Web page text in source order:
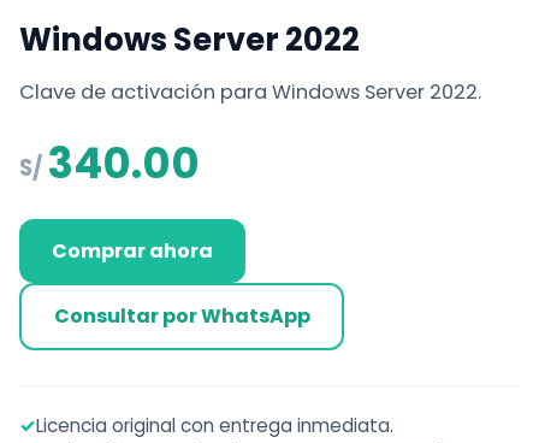
Windows Server 2022
Clave de activación para Windows Server 2022.
S/ 340.00
Comprar ahora
Consultar por WhatsApp
✓Licencia original con entrega inmediata.